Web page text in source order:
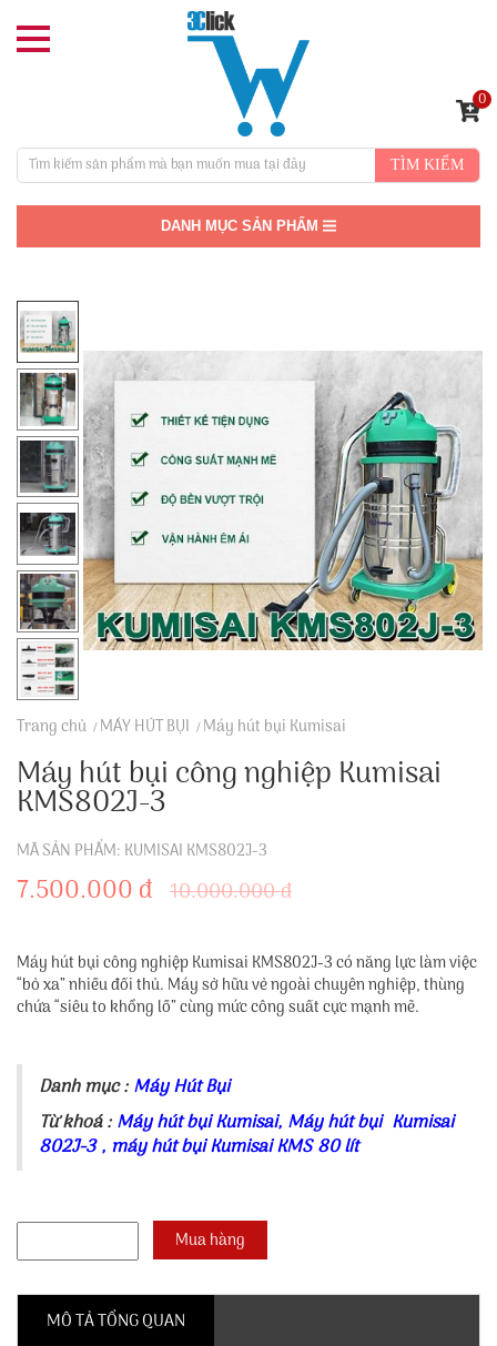
TÌM KIẾM
0
DANH MỤC SẢN PHẨM
Trang chủ MÁY HÚT BỤI Máy hút bụi Kumisai
Máy hút bụi công nghiệp Kumisai
KMS802J-3
MÃ SẢN PHẨM: KUMISAI KMS802J-3
7.500.000 đ 10.000.000 đ
Máy hút bụi công nghiệp Kumisai KMS802J-3 có năng lực làm việc
“bỏ xa” nhiều đối thủ. Máy sở hữu vẻ ngoài chuyên nghiệp, thùng
chứa “siêu to khổng lồ” cùng mức công suất cực mạnh mẽ.
Danh mục :Máy Hút Bụi
Từ khoá :Máy hút bụi Kumisai, Máy hút bụi Kumisai
802J-3, máy hút bụi Kumisai KMS 80 lít
MÔ TẢ TỔNG QUAN